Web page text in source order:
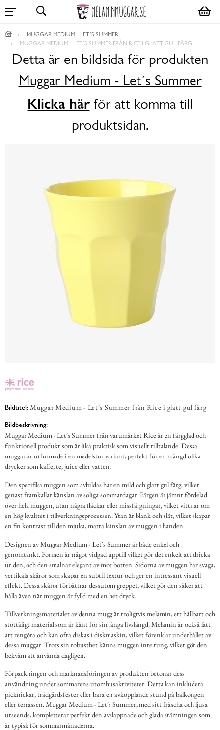
MUGGAR MEDIUM - LET´S SUMMER
MUGGAR MEDIUM - LET´S SUMMER FRÅN RICE I GLATT GUL FÄRG
Detta är en bildsida för produkten
Muggar Medium - Let´s Summer
Klicka härför att komma till
produktsidan.
Bildtitel: Muggar Medium - Let´s Summer från Rice i glatt gul färg
Bildbeskrivning:
Muggar Medium - Let´s Summer från varumärket Rice är en färgglad och
funktionell produkt som är lika praktisk som visuellt tilltalande. Dessa
muggar är utformade i en medelstor variant, perfekt för en mängd olika
drycker som kaffe, te, juice eller vatten.
Den specifika muggen som avbildas har en mild och glatt gul färg, vilket
genast framkallar känslan av soliga sommardagar. Färgen är jämnt fördelad
över hela muggen, utan några fläckar eller missfärgningar, vilket vittnar om
en hög kvalitet i tillverkningsprocessen. Ytan är blank och slät, vilket skapar
en fin kontrast till den mjuka, matta känslan av muggen i handen.
Designen av Muggar Medium - Let´s Summer är både enkel och
genomtänkt. Formen är något vidgad upptill vilket gör det enkelt att dricka
ur den, och den smalnar elegant av mot botten. Sidorna av muggen har svaga,
vertikala skåror som skapar en subtil textur och ger en intressant visuell
effekt. Dessa skåror förbättrar dessutom greppet, vilket gör den säker att
hålla även när muggen är fylld med en het dryck.
Tillverkningsmaterialet av denna mugg är troligtvis melamin, ett hållbart och
stöttåligt material som är känt för sin långa livslängd. Melamin är också lätt
att rengöra och kan ofta diskas i diskmaskin, vilket förenklar underhållet av
dessa muggar. Trots sin robusthet känns muggen inte tung, vilket gör den
bekväm att använda dagligen.
Förpackningen och marknadsföringen av produkten betonar dess
användning under sommarens utomhusaktiviteter. Detta kan inkludera
picknickar, trädgårdsfester eller bara en avkopplande stund på balkongen
eller terrassen. Muggar Medium - Let´s Summer, med sitt fräscha och ljusa
utseende, kompletterar perfekt den avslappnade och glada stämningen som
är typisk för sommarmånaderna.